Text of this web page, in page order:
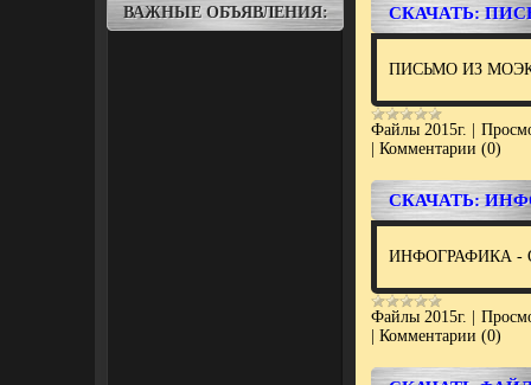
ВАЖНЫЕ ОБЪЯВЛЕНИЯ: СКАЧАТЬ:
ПИСЬМО ИЗ
Файлы 2015г.
Комментарии (0)
СКАЧАТЬ:
ИНФОГРАФИКА -
Файлы 2015г.
Комментарии (0)